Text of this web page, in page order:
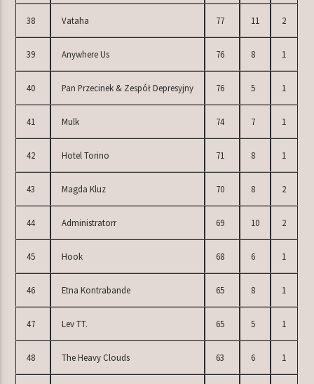
38 Vataha 77 11 2
39 Anywhere Us 76 8 1
40 Pan Przecinek & Zespół Depresyjny 76 5 1
41 Mulk 74 7 1
42 Hotel Torino 71 8 1
43 Magda Kluz 70 8 2
44 Administratorr 69 10 2
45 Hook 68 6 1
46 Etna Kontrabande 65 8 1
47 Lev TT. 65 5 1
48 The Heavy Clouds 63 6 1